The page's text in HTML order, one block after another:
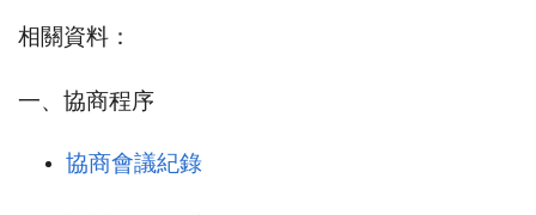
相關資料：
一、協商程序
協商會議紀錄